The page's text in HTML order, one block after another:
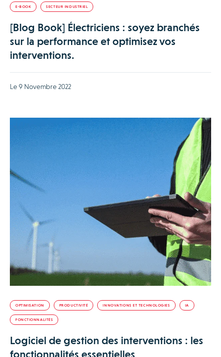
E-BOOK SECTEUR INDUSTRIEL
[Blog Book] Électriciens : soyez branchés
sur la performance et optimisez vos
interventions.
Le 9 Novembre 2022
OPTIMISATION PRODUCTIVITÉ INNOVATIONS ET TECHNOLOGIES IA
FONCTIONNALITÉS
Logiciel de gestion des interventions : les
fonctionnalités essentielles